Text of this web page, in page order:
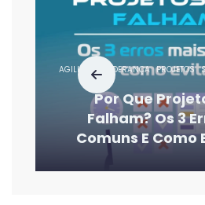
AGILIDADE LIDERANÇA PROJETOS
Por Que
Falham? Os 3
Comuns E Como